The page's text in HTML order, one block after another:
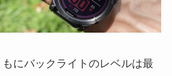
にバックライトのレベルは最